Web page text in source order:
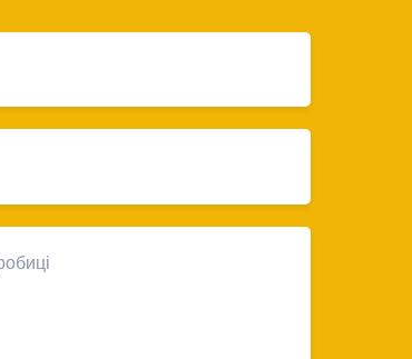
яка має юридичної сили, але
Це обмін клятвами, ритуали та
організувати так, як вам хочеться, без